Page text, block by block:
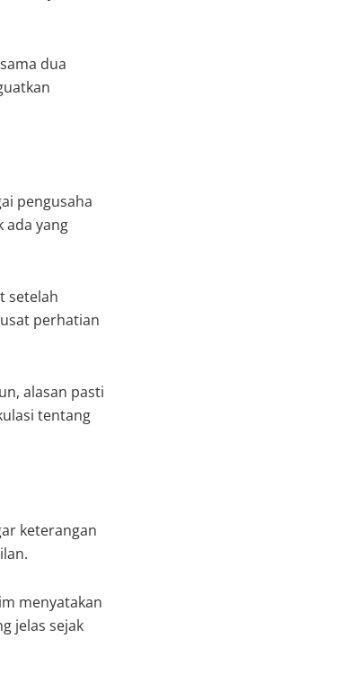
dua
pengusaha
ada yang
setelah
perhatian
alasan pasti
tentang
keterangan
menyatakan
jelas sejak